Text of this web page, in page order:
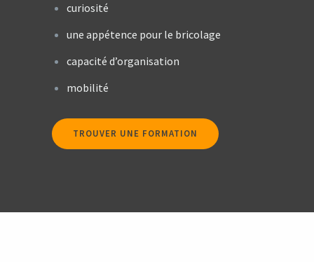
curiosité
une appétence pour le bricolage
capacité d’organisation
mobilité
TROUVER UNE FORMATION